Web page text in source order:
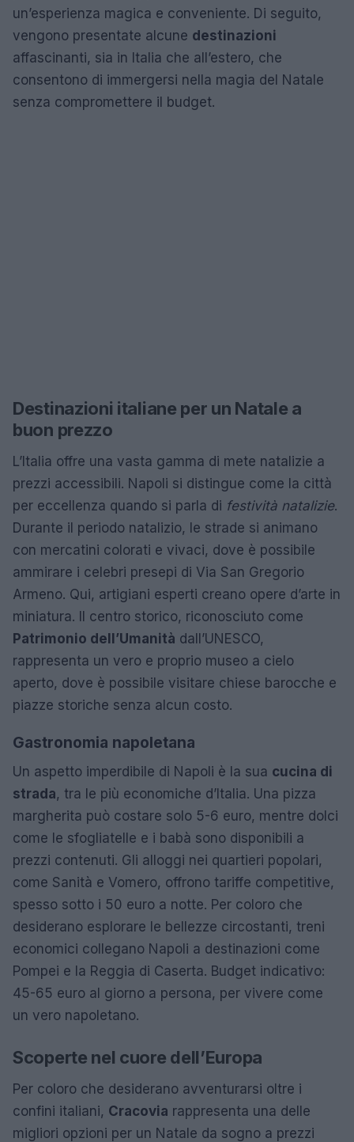
un’esperienza magica e conveniente. Di seguito,
vengono presentate alcune destinazioni
affascinanti, sia in Italia che all’estero, che
consentono di immergersi nella magia del Natale
senza compromettere il budget.
Destinazioni italiane per un Natale a
buon prezzo
L’Italia offre una vasta gamma di mete natalizie a
prezzi accessibili. Napoli si distingue come la città
per eccellenza quando si parla di festività natalizie.
Durante il periodo natalizio, le strade si animano
con mercatini colorati e vivaci, dove è possibile
ammirare i celebri presepi di Via San Gregorio
Armeno. Qui, artigiani esperti creano opere d’arte in
miniatura. Il centro storico, riconosciuto come
Patrimonio dell’Umanità dall’UNESCO,
rappresenta un vero e proprio museo a cielo
aperto, dove è possibile visitare chiese barocche e
piazze storiche senza alcun costo.
Gastronomia napoletana
Un aspetto imperdibile di Napoli è la sua cucina di
strada, tra le più economiche d’Italia. Una pizza
margherita può costare solo 5-6 euro, mentre dolci
come le sfogliatelle e i babà sono disponibili a
prezzi contenuti. Gli alloggi nei quartieri popolari,
come Sanità e Vomero, offrono tariffe competitive,
spesso sotto i 50 euro a notte. Per coloro che
desiderano esplorare le bellezze circostanti, treni
economici collegano Napoli a destinazioni come
Pompei e la Reggia di Caserta. Budget indicativo:
45-65 euro al giorno a persona, per vivere come
un vero napoletano.
Scoperte nel cuore dell’Europa
Per coloro che desiderano avventurarsi oltre i
confini italiani, Cracovia rappresenta una delle
migliori opzioni per un Natale da sogno a prezzi